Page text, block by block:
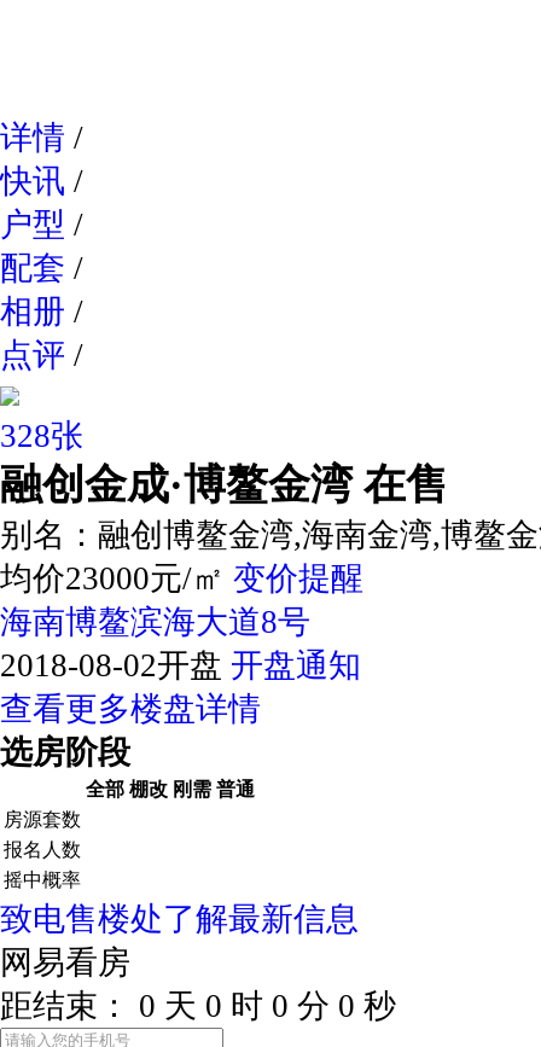
详情 /
快讯 /
户型 /
配套 /
相册 /
点评 /
328张
融创金成·博鳌金湾 在售
别名： 融创博鳌金湾,海南金湾,博鳌
均价23000元/㎡ 变价提醒
海南博鳌滨海大道8号
2018-08-02开盘 开盘通知
查看更多楼盘详情
选房阶段
全部 棚改 刚需 普通
房源套数
报名人数
摇中概率
致电售楼处了解最新信息
网易看房
距结束：
0 天 0 时 0 分 0 秒